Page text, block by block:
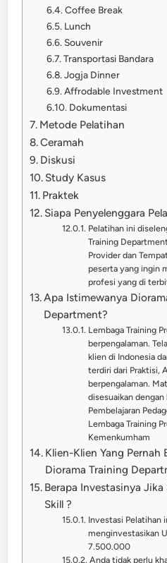
Coffee Break
Lunch
Souvenir
Transportasi Bandara
Jogja Dinner
Affrodable Investment
Dokumentasi
Metode Pelatihan
Ceramah
Diskusi
Study Kasus
Praktek
Siapa Penyelenggara
Pelatihan ini
Training
Provider dan
peserta yang ingin
profesi yang di
Apa Istimewanya
Department?
Lembaga Training
berpengalaman.
klien di Indonesia
terdiri dari Praktisi,
berpengalaman.
disesuaikan
Pembelajaran
Lembaga Training
Kemenkumham
Klien-Klien Yang Pernah
Diorama Training
Berapa Investasinya
Skill ?
Investasi Pelatihan
menginvestasikan
7.500.000
Anda tidak perlu